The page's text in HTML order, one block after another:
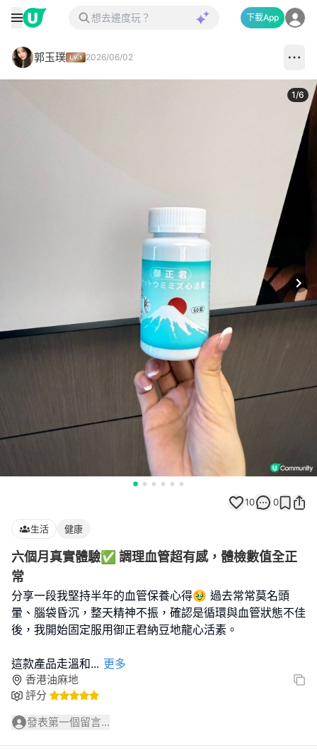
下載App
郭玉璞 2026/06/02
1/6
10 0
生活 健康
六個月真實體驗✅ 調理血管超有感，體檢數值全正
常
分享一段我堅持半年的血管保養心得🥹 過去常常莫名頭
暈、腦袋昏沉，整天精神不振，確認是循環與血管狀態不佳
後，我開始固定服用御正君納豆地龍心活素。
這款產品走溫和... 更多
香港油麻地
評分
發表第一個留言...